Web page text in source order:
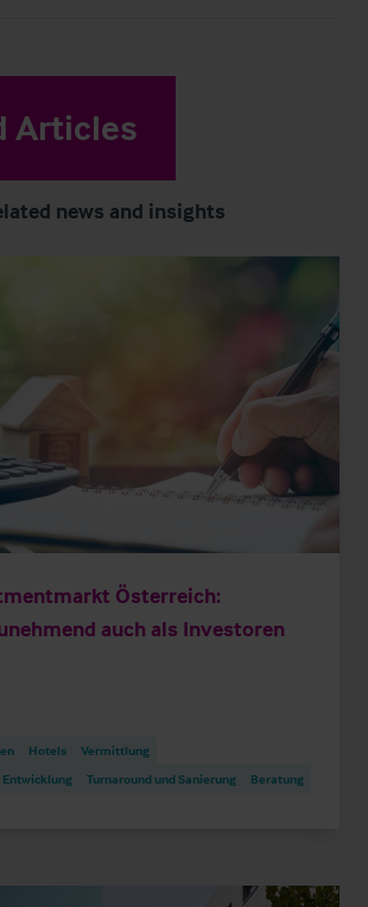
Articles
news and insights
Österreich:
auch als Investoren
Hotels
Vermittlung
Turnaround und Sanierung Beratung